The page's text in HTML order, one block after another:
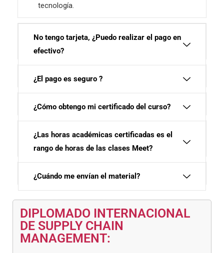
tecnología.
No tengo tarjeta, ¿Puedo realizar el pago en
efectivo?
¿El pago es seguro ?
¿Cómo obtengo mi certificado del curso?
¿Las horas académicas certificadas es el
rango de horas de las clases Meet?
¿Cuándo me envían el material?
DIPLOMADO INTERNACIONAL
DE SUPPLY CHAIN
MANAGEMENT: